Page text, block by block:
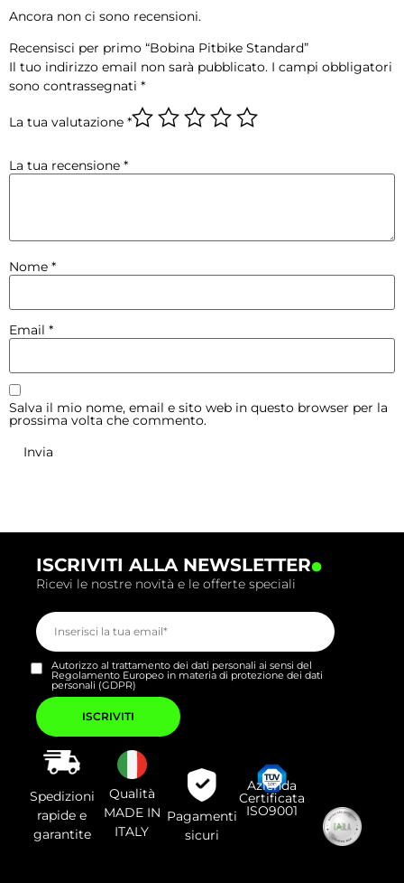
Ancora non ci sono recensioni.
Recensisci per primo “Bobina Pitbike Standard”
Il tuo indirizzo email non sarà pubblicato. I campi obbligatori
sono contrassegnati *
La tua valutazione *
La tua recensione *
Nome *
Email *
Salva il mio nome, email e sito web in questo browser per la
prossima volta che commento.
ISCRIVITI ALLA NEWSLETTER.
Ricevi le nostre novità e le offerte speciali
Autorizzo al trattamento dei dati personali ai sensi del
Regolamento Europeo in materia di protezione dei dati
personali (GDPR)
Si
prega
di
lasciare
vuoto
questo
campo.
Spedizioni
rapide e
garantite
Qualità
MADE IN
ITALY
Pagamenti
sicuri
Azienda
Certificata
ISO9001